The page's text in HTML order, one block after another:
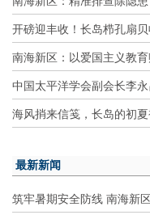
开磅迎丰收！长岛栉孔扇
南海新区：以爱国主义教
中国太平洋学会副会长李
海风捎来信笺，长岛的初
最新新闻
筑牢暑期安全防线 南海新